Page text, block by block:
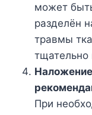
может
разделён
травмы
тщательно
При